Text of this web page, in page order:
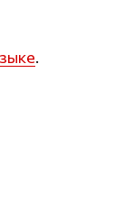
.